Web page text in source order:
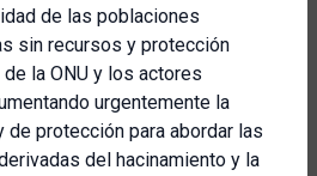
de las poblaciones
sin recursos y protección
la ONU y los actores
urgentemente la
de protección para abordar las
del hacinamiento y la